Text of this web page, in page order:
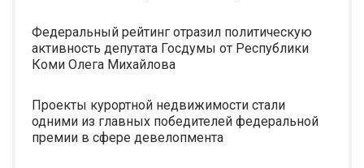
Федеральный рейтинг отразил политическую
активность депутата Госдумы от Республики
Коми Олега Михайлова
Проекты курортной недвижимости стали
одними из главных победителей федеральной
премии в сфере девелопмента